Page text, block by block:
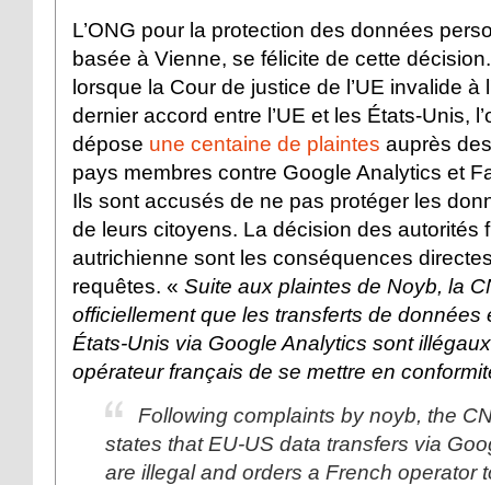
L’ONG pour la protection des données
basée à Vienne, se félicite de cette
lorsque la Cour de justice de l’UE invalide à
dernier accord entre l’UE et les États-Unis,
dépose une centaine de plaintes auprès
pays membres contre Google Analytics et
Ils sont accusés de ne pas protéger les
de leurs citoyens. La décision des autorités
autrichienne sont les conséquences
requêtes. « Suite aux plaintes de Noyb, la
officiellement que les transferts de données
États-Unis via Google Analytics sont
opérateur français de se mettre en
Following complaints by noyb, the
states that EU-US data transfers via
are illegal and orders a French operator